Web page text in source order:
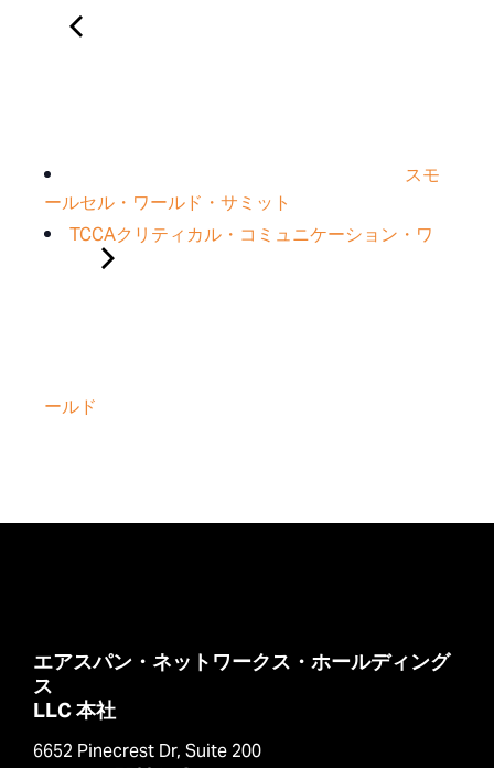
スモ
ールセル・ワールド・サミット
TCCAクリティカル・コミュニケーション・ワ
ールド
エアスパン・ネットワークス・ホールディング
ス
LLC 本社
6652 Pinecrest Dr, Suite 200